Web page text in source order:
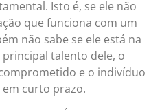
Isto é, se ele não
que funciona com um
não sabe se ele está na
talento dele, o
e o indivíduo
curto prazo.